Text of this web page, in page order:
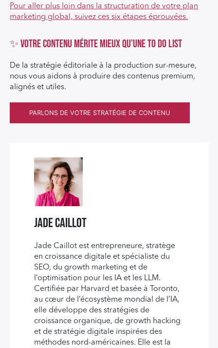
Pour aller plus loin dans la structuration de votre plan
marketing global, suivez ces six étapes éprouvées.
✨ Votre contenu mérite mieux qu’une To Do List
De la stratégie éditoriale à la production sur-mesure,
nous vous aidons à produire des contenus premium,
alignés et utiles.
PARLONS DE VOTRE STRATÉGIE DE CONTENU
Jade Caillot
Jade Caillot est entrepreneure, stratège
en croissance digitale et spécialiste du
SEO, du growth marketing et de
l’optimisation pour les IA et les LLM.
Certifiée par Harvard et basée à Toronto,
au cœur de l’écosystème mondial de l’IA,
elle développe des stratégies de
croissance organique, de growth hacking
et de stratégie digitale inspirées des
méthodes nord-américaines. Elle est la